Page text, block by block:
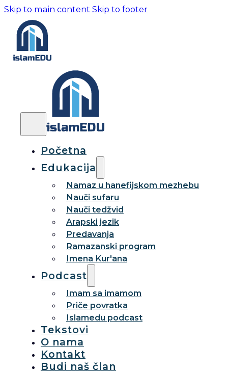
Skip to main content Skip to footer
Početna
Edukacija
Namaz u hanefijskom mezhebu
Nauči sufaru
Nauči tedžvid
Arapski jezik
Predavanja
Ramazanski program
Imena Kur'ana
Podcast
Imam sa imamom
Priče povratka
Islamedu podcast
Tekstovi
O nama
Kontakt
Budi naš član